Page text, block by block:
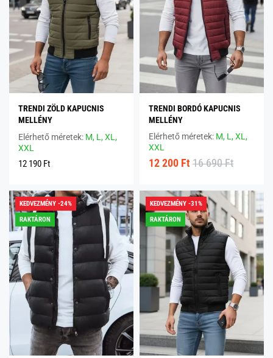
TRENDI ZÖLD KAPUCNIS
MELLÉNY
Elérhető méretek: M, L,XL,
XXL
12 190 Ft
TRENDI BORDÓ KAPUCNIS
MELLÉNY
Elérhető méretek: M, L,XL,
XXL
12 200 Ft 16 690 Ft
KEDVEZMÉNY -24%
RAKTÁRON
KEDVEZMÉNY -31%
RAKTÁRON